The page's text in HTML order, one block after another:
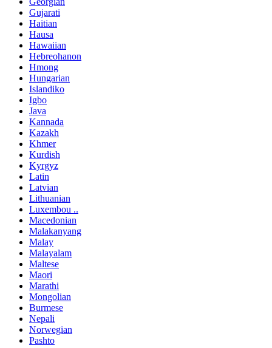
Gujarati
Haitian
Hausa
Hawaiian
Hebreohanon
Hmong
Hungarian
Islandiko
Igbo
Java
Kannada
Kazakh
Khmer
Kurdish
Kyrgyz
Latin
Latvian
Lithuanian
Luxembou ..
Macedonian
Malakanyang
Malay
Malayalam
Maltese
Maori
Marathi
Mongolian
Burmese
Nepali
Norwegian
Pashto